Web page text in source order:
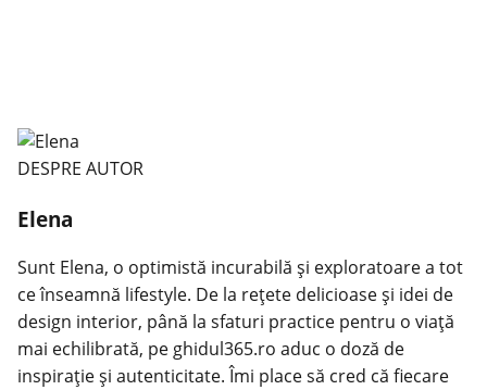
DESPRE AUTOR
Elena
Sunt Elena, o optimistă incurabilă și exploratoare a tot
ce înseamnă lifestyle. De la rețete delicioase și idei de
design interior, până la sfaturi practice pentru o viață
mai echilibrată, pe ghidul365.ro aduc o doză de
inspirație și autenticitate. Îmi place să cred că fiecare